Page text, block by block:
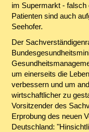
im Supermarkt - falsch
Patienten sind auch
Seehofer.
Der
um einerseits die
verbessern und um
wirtschaftlicher zu
Vorsitzender des
Erprobung des neuen
Deutschland: